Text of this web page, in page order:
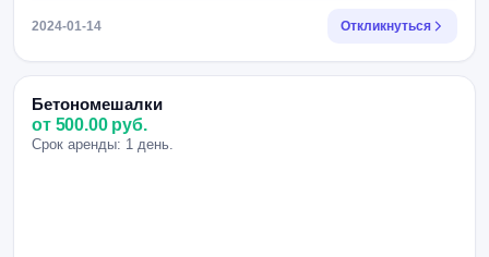
2024-01-14 Откликнуться
Бетономешалки
от 500.00 руб.
Срок аренды: 1 день.